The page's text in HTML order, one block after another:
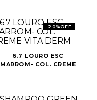
-20%OFF
6.7 LOURO ESC
MARROM- COL. CREME